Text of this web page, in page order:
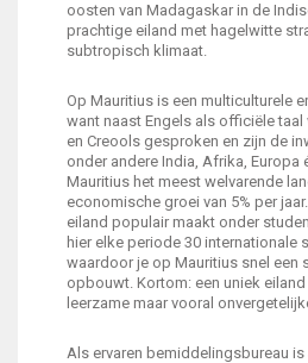
oosten van Madagaskar in de
prachtige eiland met hagelwitte
subtropisch klimaat.
Op Mauritius is een multiculturele
want naast Engels als officiële
en Creools gesproken en zijn de
onder andere India, Afrika, Europa
Mauritius het meest welvarende
economische groei van 5% per
eiland populair maakt onder
hier elke periode 30 internationale
waardoor je op Mauritius snel een
opbouwt. Kortom: een uniek
leerzame maar vooral
Als ervaren bemiddelingsbureau is